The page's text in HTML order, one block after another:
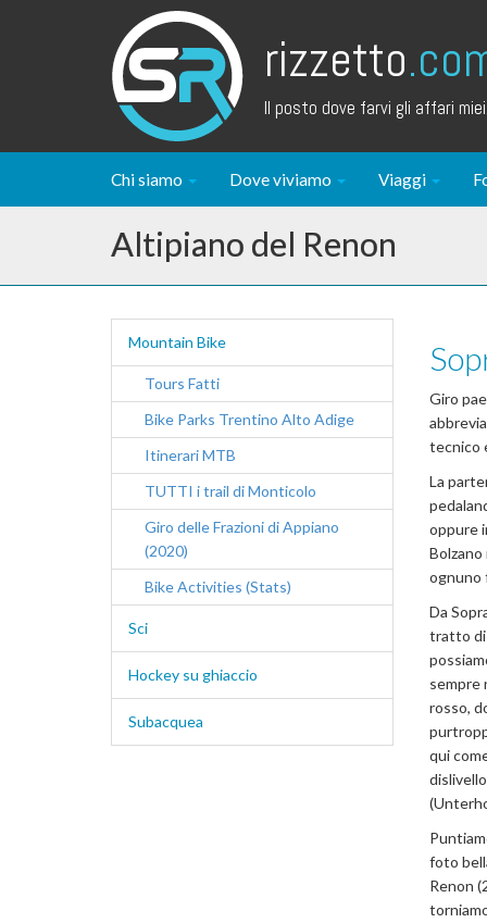
rizzetto
Il posto dove farvi gli affari
Chi siamo Dove viviamo Viaggi
Altipiano del Renon
Mountain Bike
Tours Fatti
Bike Parks Trentino Alto Adige
Itinerari MTB
TUTTI i trail di Monticolo
Giro delle Frazioni di Appiano
(2020)
Bike Activities (Stats)
Sci
Hockey su ghiaccio
Subacquea
Giro
tecnico
La
oppure
ognuno
Da
tratto di
sempre
rosso,
qui
foto
Renon